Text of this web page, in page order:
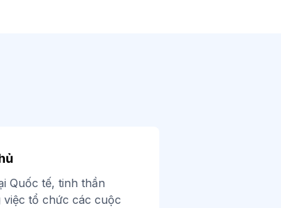
Quốc tế, tinh thần
tổ chức các cuộc